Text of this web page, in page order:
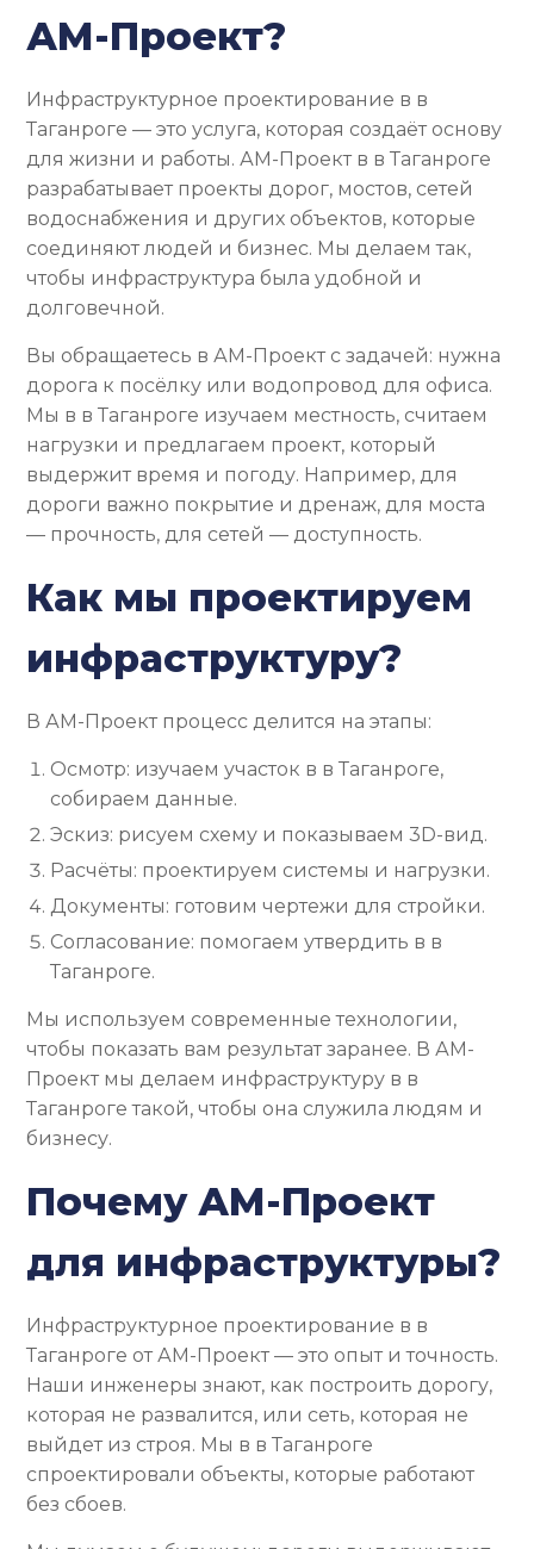
АМ-Проект?
Инфраструктурное проектирование в в
Таганроге — это услуга, которая создаёт основу
для жизни и работы. АМ-Проект в в Таганроге
разрабатывает проекты дорог, мостов, сетей
водоснабжения и других объектов, которые
соединяют людей и бизнес. Мы делаем так,
чтобы инфраструктура была удобной и
долговечной.
Вы обращаетесь в АМ-Проект с задачей: нужна
дорога к посёлку или водопровод для офиса.
Мы в в Таганроге изучаем местность, считаем
нагрузки и предлагаем проект, который
выдержит время и погоду. Например, для
дороги важно покрытие и дренаж, для моста
— прочность, для сетей — доступность.
Как мы проектируем
инфраструктуру?
В АМ-Проект процесс делится на этапы:
Осмотр: изучаем участок в в Таганроге,
собираем данные.
Эскиз: рисуем схему и показываем 3D-вид.
Расчёты: проектируем системы и нагрузки.
Документы: готовим чертежи для стройки.
Согласование: помогаем утвердить в в
Таганроге.
Мы используем современные технологии,
чтобы показать вам результат заранее. В АМ-
Проект мы делаем инфраструктуру в в
Таганроге такой, чтобы она служила людям и
бизнесу.
Почему АМ-Проект
для инфраструктуры?
Инфраструктурное проектирование в в
Таганроге от АМ-Проект — это опыт и точность.
Наши инженеры знают, как построить дорогу,
которая не развалится, или сеть, которая не
выйдет из строя. Мы в в Таганроге
спроектировали объекты, которые работают
без сбоев.